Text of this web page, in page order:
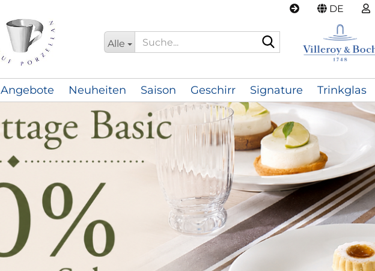
DE
Alle
Angebote Neuheiten Saison Geschirr Signature Trinkglas